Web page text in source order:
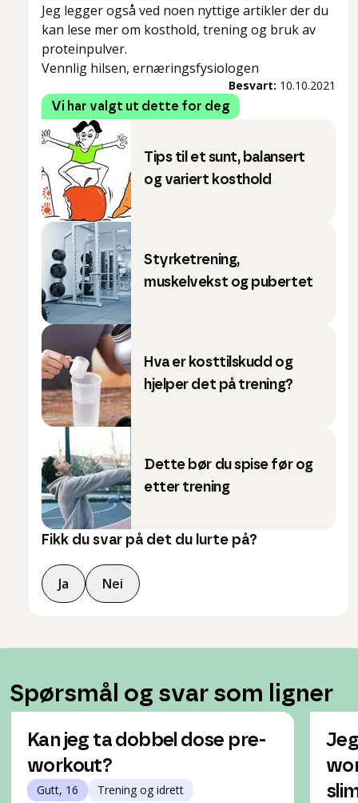
Jeg legger også ved noen nyttige artikler der du
kan lese mer om kosthold, trening og bruk av
proteinpulver.
Vennlig hilsen, ernæringsfysiologen
Besvart: 10.10.2021
Vi har valgt ut dette for deg
Tips til et sunt, balansert
og variert kosthold
Styrketrening,
muskelvekst og pubertet
Hva er kosttilskudd og
hjelper det på trening?
Dette bør du spise før og
etter trening
Fikk du svar på det du lurte på?
Ja Nei
Spørsmål og svar som ligner
Kan jeg ta dobbel dose pre-
workout?
Gutt, 16 Trening og idrett